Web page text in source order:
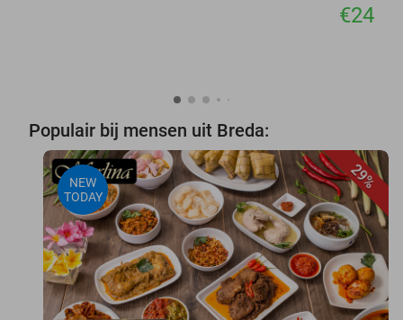
€24
Populair bij mensen uit Breda:
29%
NEW
TODAY